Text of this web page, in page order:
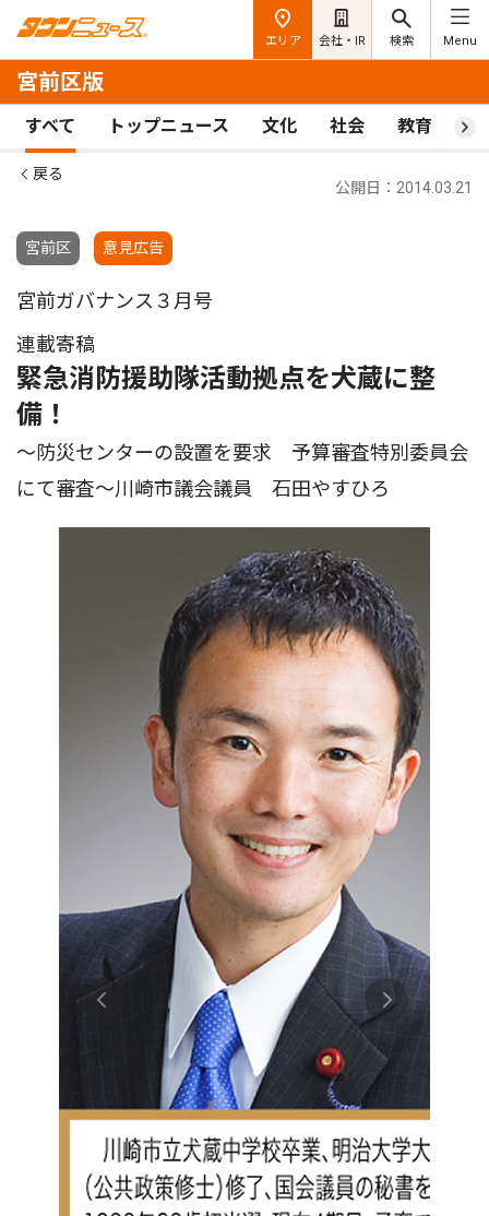
エリア 会社・IR 検索 Menu
宮前区版
すべて トップニュース 文化 社会 教育 ス
戻る
宮前区 意見広告
公開日：2014.03.21
宮前ガバナンス３月号
連載寄稿
緊急消防援助隊活動拠点を犬蔵に整
備！
〜防災センターの設置を要求 予算審査特別委員会
にて審査〜川崎市議会議員 石田やすひろ